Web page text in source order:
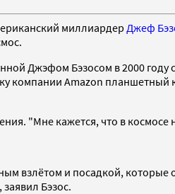
миллиардер Джеф
Джэфом Бэзосом в 2000
компании Amazon
"Мне кажется, что в космосе
взлётом и посадкой, которые
Бэзос.